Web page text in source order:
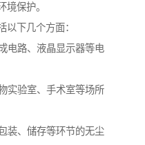
境保护。
以下几个方面：
电路、液晶显示器等电
实验室、手术室等场所
装、储存等环节的无尘